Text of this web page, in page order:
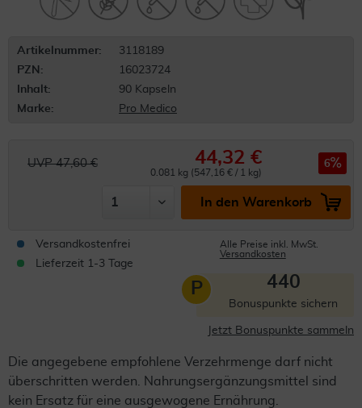
Artikelnummer:
3118189
PZN:
16023724
Inhalt:
90 Kapseln
Marke:
Pro Medico
UVP 47,60 € 44,32 €
0.081 kg (547,16 € / 1 kg)
6
In den Warenkorb
Versandkostenfrei
Lieferzeit 1-3 Tage
Alle Preise inkl. MwSt.
Versandkosten
P 440
Bonuspunkte sichern
Jetzt Bonuspunkte sammeln
Die angegebene empfohlene Verzehrmenge darf nicht
überschritten werden. Nahrungsergänzungsmittel sind
kein Ersatz für eine ausgewogene Ernährung.